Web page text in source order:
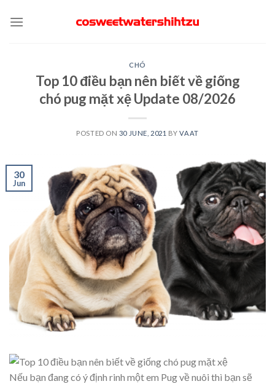
CHÓ
Top 10 điều bạn nên biết về giống
chó pug mặt xệ Update 08/2026
POSTED ON 30 JUNE, 2021 BYVAAT
30
Jun
Nếu bạn đang có ý định rinh một em Pug về nuôi thì bạn sẽ